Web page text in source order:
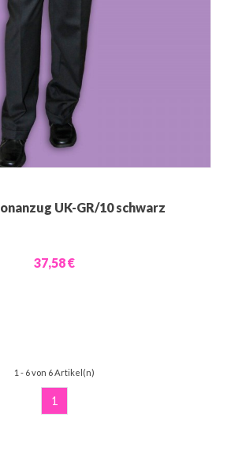
UK-GR/10 schwarz
37,58 €
1 - 6 von 6 Artikel(n)
1